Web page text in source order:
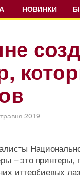
НОВИНКИ
2019
– это принтеры,
иттербиевых